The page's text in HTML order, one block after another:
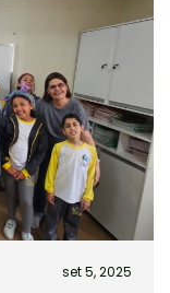
set 5, 2025